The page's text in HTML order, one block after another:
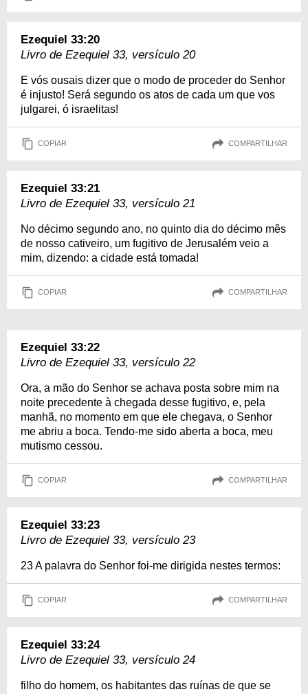
Ezequiel 33:20
Livro de Ezequiel 33, versículo 20
E vós ousais dizer que o modo de proceder do Senhor
é injusto! Será segundo os atos de cada um que vos
julgarei, ó israelitas!
COPIAR COMPARTILHAR
Ezequiel 33:21
Livro de Ezequiel 33, versículo 21
No décimo segundo ano, no quinto dia do décimo mês
de nosso cativeiro, um fugitivo de Jerusalém veio a
mim, dizendo: a cidade está tomada!
COPIAR COMPARTILHAR
Ezequiel 33:22
Livro de Ezequiel 33, versículo 22
Ora, a mão do Senhor se achava posta sobre mim na
noite precedente à chegada desse fugitivo, e, pela
manhã, no momento em que ele chegava, o Senhor
me abriu a boca. Tendo-me sido aberta a boca, meu
mutismo cessou.
COPIAR COMPARTILHAR
Ezequiel 33:23
Livro de Ezequiel 33, versículo 23
23 A palavra do Senhor foi-me dirigida nestes termos:
COPIAR COMPARTILHAR
Ezequiel 33:24
Livro de Ezequiel 33, versículo 24
filho do homem, os habitantes das ruínas de que se